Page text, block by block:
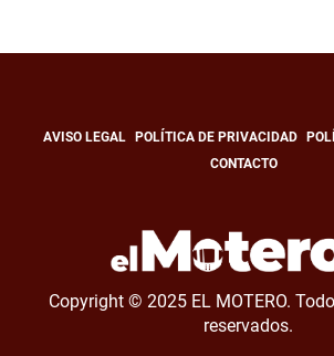
AVISO LEGAL POLÍTICA DE PRIVACIDAD
CONTACTO
Copyright © 2025 EL MOTERO.
reservados.